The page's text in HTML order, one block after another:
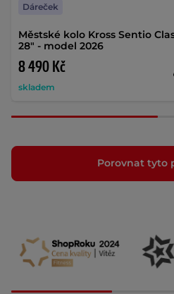
Městské kolo Kross Sentio
28" - model 2026
8 490 Kč
skladem
Dáreček
Porovnat tyto